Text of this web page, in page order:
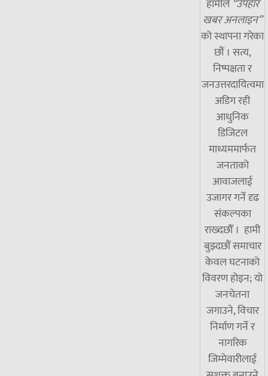
हामीले “उपहार
खबर अनलाइन”
को स्थापना गरेका
छौं । सत्य,
निष्पक्षता र
जनउत्तरदायित्वमा
अडिग रही
आधुनिक
डिजिटल
माध्यममार्फत
जनताको
आवाजलाई
उजागर गर्ने दृढ
संकल्पका
राख्दछौँ । हामी
बुझ्दछौं समाचार
केवल घटनाको
विवरण होइन; यो
जनचेतना
जगाउने, विचार
निर्माण गर्ने र
नागरिक
जिम्मेवारीलाई